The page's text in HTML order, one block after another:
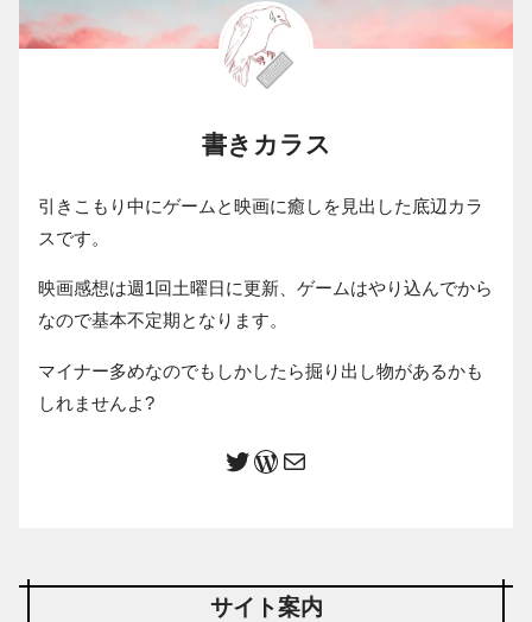
書きカラス
引きこもり中にゲームと映画に癒しを見出した底辺カラ
スです。
映画感想は週1回土曜日に更新、ゲームはやり込んでから
なので基本不定期となります。
マイナー多めなのでもしかしたら掘り出し物があるかも
しれませんよ?
サイト案内